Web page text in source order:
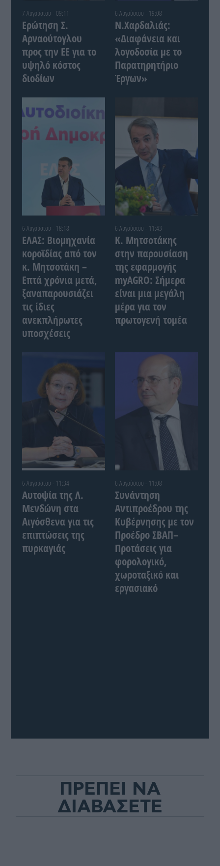
7 Αυγούστου - 09:11
Ερώτηση Σ.
Αρναούτογλου
προς την ΕΕ για το
υψηλό κόστος
διοδίων
6 Αυγούστου - 19:08
Ν.Χαρδαλιάς:
«Διαφάνεια και
λογοδοσία με το
Παρατηρητήριο
Έργων»
6 Αυγούστου - 18:18
ΕΛΑΣ: Βιομηχανία
κοροϊδίας από τον
κ. Μητσοτάκη –
Επτά χρόνια μετά,
ξαναπαρουσιάζει
τις ίδιες
ανεκπλήρωτες
υποσχέσεις
6 Αυγούστου - 11:43
Κ. Μητσοτάκης
στην παρουσίαση
της εφαρμογής
myAGRO: Σήμερα
είναι μια μεγάλη
μέρα για τον
πρωτογενή τομέα
6 Αυγούστου - 11:34
Αυτοψία της Λ.
Μενδώνη στα
Αιγόσθενα για τις
επιπτώσεις της
πυρκαγιάς
6 Αυγούστου - 11:08
Συνάντηση
Αντιπροέδρου της
Κυβέρνησης με τον
Προέδρο ΣΒΑΠ–
Προτάσεις για
φορολογικό,
χωροταξικό και
εργασιακό
ΠΡΕΠΕΙ ΝΑ
ΔΙΑΒΑΣΕΤΕ